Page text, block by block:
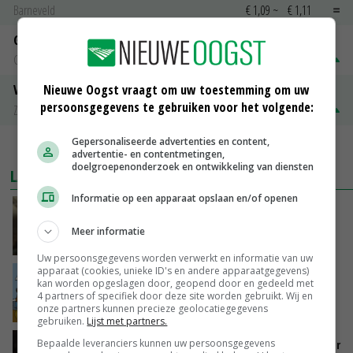
Barneveld € 1,09 ~ € 1,11
Gerst
Groningen
€ 197,00
Volle melkpoeder
Zuivel NL
€ 345,00 € 20,00
MEER MARKTPRIJZEN
LAATSTE NIEUWS
zorgen voor meer balans’
Internationale vraag naar geitenzuivel blijft
groot: Nederland in Europese top
GISTEREN, 15:33
Vlaamse varkensstapel krimpt, pluimveesector
Nieuwe Oogst vraagt om uw toestemming om uw
persoonsgegevens te gebruiken voor het volgende:
Gepersonaliseerde advertenties en content,
advertentie- en contentmetingen,
doelgroepenonderzoek en ontwikkeling van diensten
Informatie op een apparaat opslaan en/of openen
Meer informatie
Uw persoonsgegevens worden verwerkt en informatie van uw
apparaat (cookies, unieke ID's en andere apparaatgegevens)
kan worden opgeslagen door, geopend door en gedeeld met
4 partners of specifiek door deze site worden gebruikt. Wij en
onze partners kunnen precieze geolocatiegegevens
gebruiken. Lijst met partners.
Bepaalde leveranciers kunnen uw persoonsgegevens